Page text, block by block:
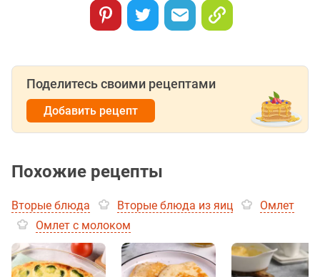
Поделитесь своими рецептами
Добавить рецепт
Похожие рецепты
Вторые блюда Вторые блюда из яиц
Омлет
Омлет с молоком